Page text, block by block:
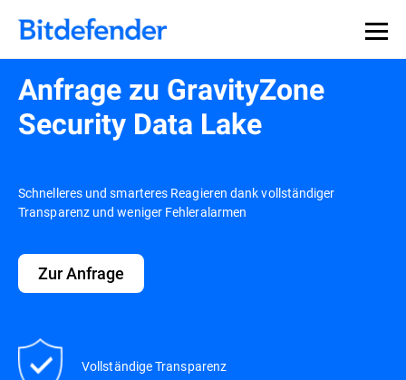
Anfrage zu GravityZone
Security Data Lake
Schnelleres und smarteres Reagieren dank vollständiger
Transparenz und weniger Fehleralarmen
Zur Anfrage
Vollständige Transparenz